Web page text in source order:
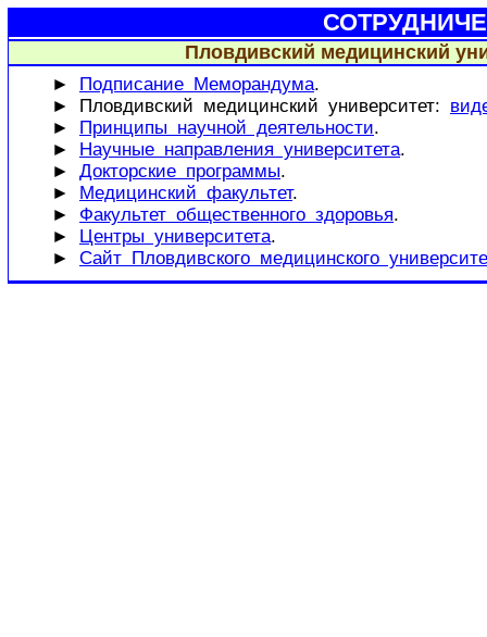
Пловдивский медицинский
► Подписание Меморандума.
► Пловдивский медицинский университет:
► Принципы научной деятельности.
► Научные направления университета.
► Докторские программы.
► Медицинский факультет.
► Факультет общественного здоровья.
► Центры университета.
► Сайт Пловдивского медицинского